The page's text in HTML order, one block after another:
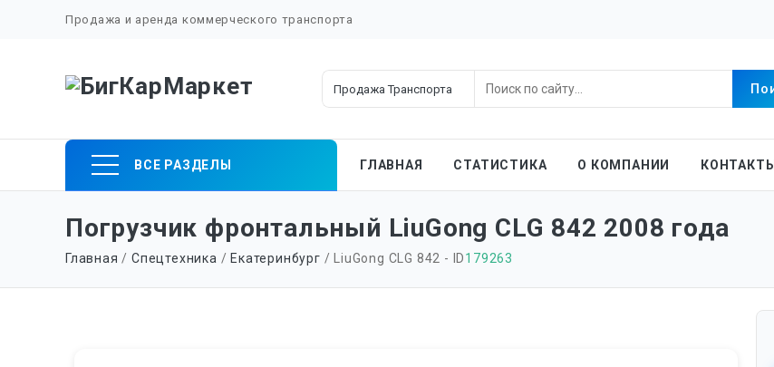
Продажа и аренда коммерческого транспорта
ВСЕ РАЗДЕЛЫ
content
ГЛАВНАЯ СТАТИСТИКА О КОМПАНИИ КОНТАКТЫ
Погрузчик фронтальный LiuGong CLG 842 2008 года
Главная /Спецтехника / Екатеринбург / LiuGong CLG 842 - ID179263